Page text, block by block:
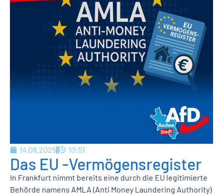
14.08.2025 10:51
Das EU -Vermögensregister
In Frankfurt nimmt bereits eine durch die EU legitimierte
Behörde namens AMLA (Anti Money Laundering Authority)